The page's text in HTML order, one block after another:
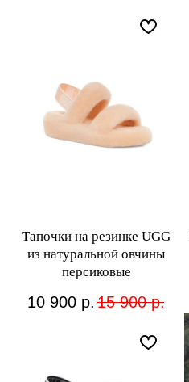
Тапочки на резинке UGG
из натуральной овчины
персиковые
10 900 р. 15 900 р.